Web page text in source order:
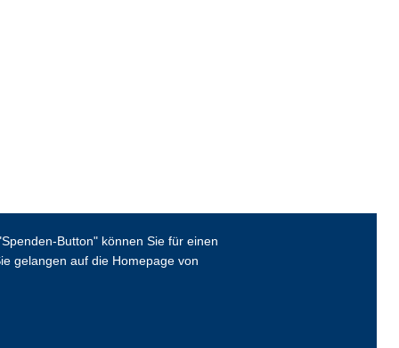
Button" können Sie für einen
gelangen auf die Homepage von